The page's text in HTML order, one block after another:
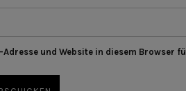
Adresse und Website in diesem Browser